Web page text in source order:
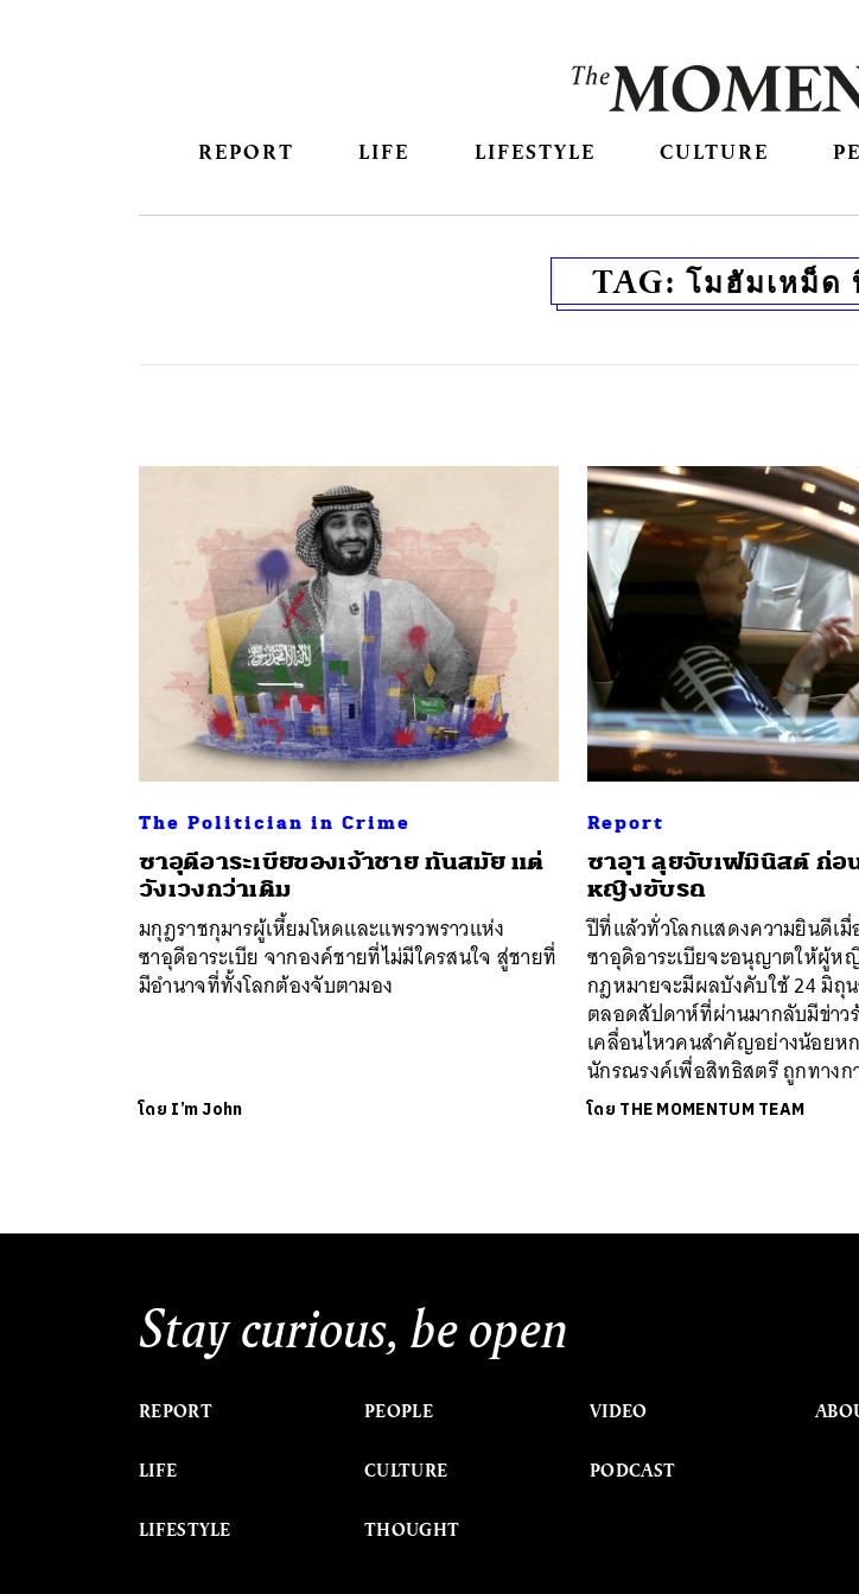
REPORT LIFE LIFESTYLE CULTURE
TAG: โมฮัมเหม็ด
The Politician in Crime
ซาอุดีอาระเบียของเจ้าชาย ทันสมัย แต่
วังเวงกว่าเดิม
มกุฎราชกุมารผู้เหี้ยมโหดและแพรวพราวแห่ง
ซาอุดีอาระเบีย จากองค์ชายที่ไม่มีใครสนใจ สู่ชายที่
มีอำนาจที่ทั้งโลกต้องจับตามอง
โดย I’m John
Report
ซาอุฯ ลุยจับเฟมินิสต์ ก่
หญิงขับรถ
ปีที่แล้วทั่วโลกแสดงความยินดีเมื่
ซาอุดิอาระเบียจะอนุญาตให้ผู้ห
กฎหมายจะมีผลบังคับใช้ 24 มิถุ
ตลอดสัปดาห์ที่ผ่านมากลับมีข่าว
เคลื่อนไหวคนสำคัญอย่างน้อยห
นักรณรงค์เพื่อสิทธิสตรี ถูกทางก
โดย THE MOMENTUM TEAM
Stay curious, be open
REPORT
LIFE
LIFESTYLE
PEOPLE
CULTURE
THOUGHT
VIDEO
PODCAST
SHARE TWEET